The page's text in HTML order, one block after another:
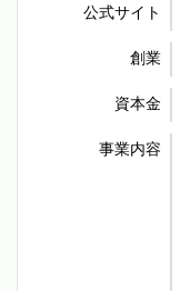
公式サイト
創業
資本金
事業内容